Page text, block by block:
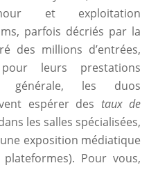
et exploitation
parfois décriés par la
des millions d’entrées,
leurs prestations
générale, les duos
espérer des taux de
les salles spécialisées,
exposition médiatique
Pour vous,